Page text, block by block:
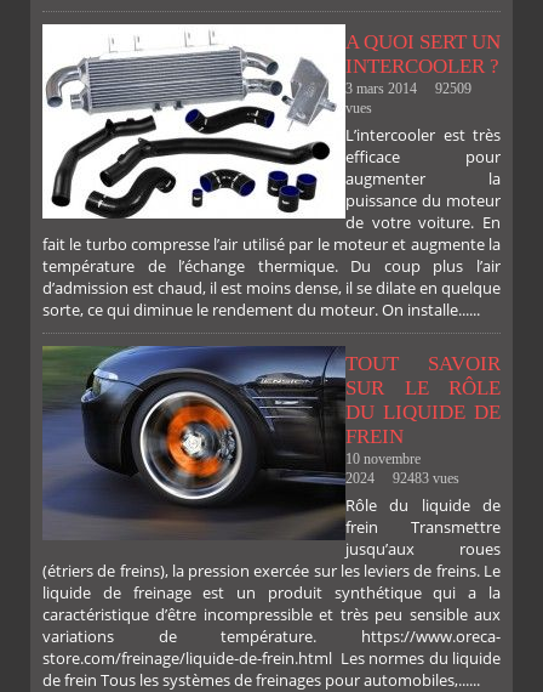
A QUOI SERT UN
INTERCOOLER ?
3 mars 2014
92509
vues
L’intercooler est très
efficace pour
augmenter la
puissance du moteur
de votre voiture. En
fait le turbo compresse l’air utilisé par le moteur et augmente la
température de l’échange thermique. Du coup plus l’air
d’admission est chaud, il est moins dense, il se dilate en quelque
sorte, ce qui diminue le rendement du moteur. On installe......
TOUT SAVOIR
SUR LE RÔLE
DU LIQUIDE DE
FREIN
10 novembre
2024
92483 vues
Rôle du liquide de
frein Transmettre
jusqu’aux roues
(étriers de freins), la pression exercée sur les leviers de freins. Le
liquide de freinage est un produit synthétique qui a la
caractéristique d’être incompressible et très peu sensible aux
variations de température. https://www.oreca-
store.com/freinage/liquide-de-frein.html Les normes du liquide
de frein Tous les systèmes de freinages pour automobiles,......